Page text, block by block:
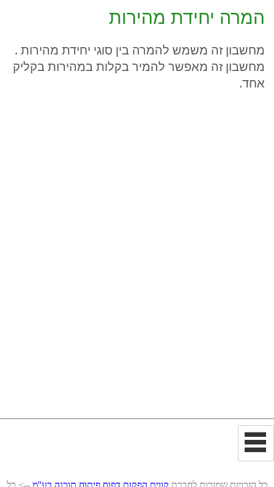
המרה יחידת מהירות
מחשבון זה משמש להמרה בין סוגי יחידת מהירות .
מחשבון זה מאפשר להמיר בקלות במהירות בקליק
אחד.